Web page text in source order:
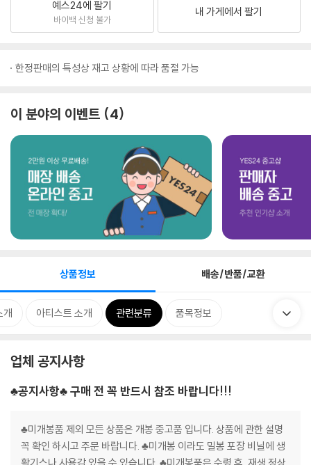
예스24에 팔기
바이백 신청 불가
내 가게에서 팔기
한정판매의 특성상 재고 상황에 따라 품절 가능
이 분야의 이벤트 4
상품정보 배송/반품/교환
개 아티스트 소개 관련분류 품목정보
업체 공지사항
♣공지사항♣ 구매 전 꼭 반드시 참조 바랍니다!!!
♣미개봉품 제외 모든 상품은 개봉 중고품 입니다. 상품에 관한 설명
꼭 확인 하시고 주문 바랍니다. ♣미개봉 이라도 밀봉 포장 비닐에 생